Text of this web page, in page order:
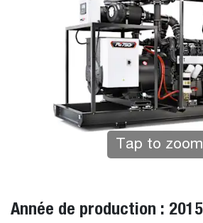
Tap to zoom
Année de production :